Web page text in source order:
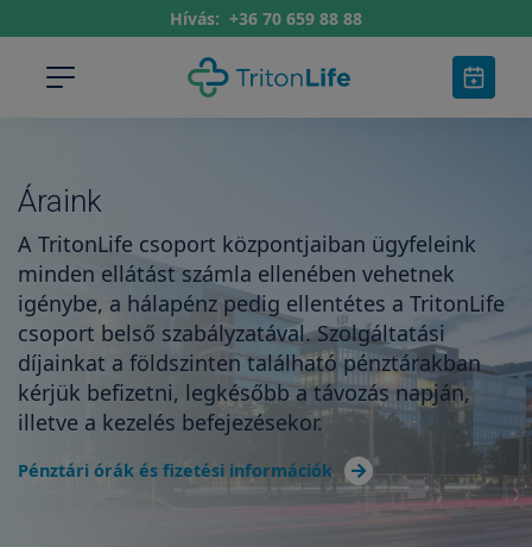
Hívás: +36 70 659 88 88
Áraink
A TritonLife csoport központjaiban ügyfeleink
minden ellátást számla ellenében vehetnek
igénybe, a hálapénz pedig ellentétes a TritonLife
csoport belső szabályzatával. Szolgáltatási
díjainkat a földszinten található pénztárakban
kérjük befizetni, legkésőbb a távozás napján,
illetve a kezelés befejezésekor.
Pénztári órák és fizetési információk